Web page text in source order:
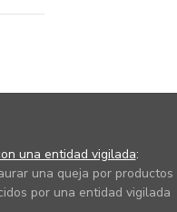
una entidad vigilada:
una queja por productos
por una entidad vigilada